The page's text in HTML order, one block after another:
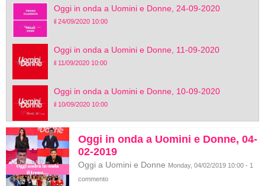
Oggi in onda a Uomini e Donne, 24-09-2020
il 24/09/2020 10:00
Oggi in onda a Uomini e Donne, 11-09-2020
il 11/09/2020 10:00
Oggi in onda a Uomini e Donne, 10-09-2020
il 10/09/2020 10:00
Oggi in onda a Uomini e Donne, 04-
02-2019
Oggi a Uomini e Donne Monday, 04/02/2019 10:00 - 1
commento